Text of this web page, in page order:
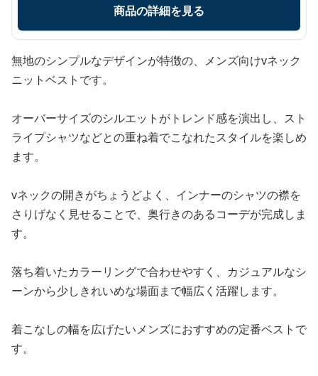
商品の詳細を見る
無地のシンプルなデザインが特徴の、メンズ向けvネック
ニットベストです。
オーバーサイズのシルエットがトレンド感を演出し、スト
ライプシャツなどとの重ね着でこなれたスタイルを楽しめ
ます。
vネックの開きがちょうどよく、インナーのシャツの襟を
さりげなく見せることで、奥行きのあるコーデが完成しま
す。
落ち着いたカラーリングで合わせやすく、カジュアルなシ
ーンから少しきれいめな場面まで幅広く活躍します。
着こなしの幅を広げたいメンズにおすすめの定番ベストで
す。